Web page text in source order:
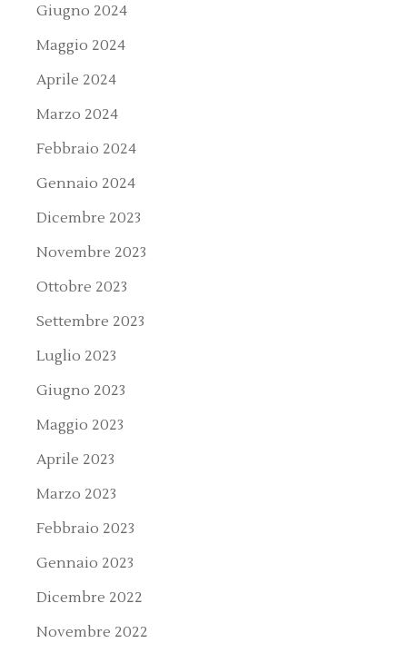
Giugno 2024
Maggio 2024
Aprile 2024
Marzo 2024
Febbraio 2024
Gennaio 2024
Dicembre 2023
Novembre 2023
Ottobre 2023
Settembre 2023
Luglio 2023
Giugno 2023
Maggio 2023
Aprile 2023
Marzo 2023
Febbraio 2023
Gennaio 2023
Dicembre 2022
Novembre 2022